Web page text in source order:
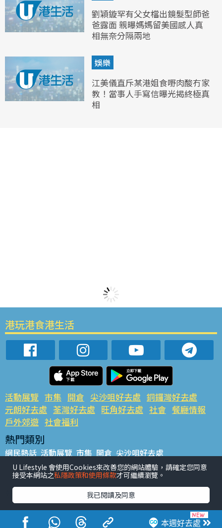
劉穎鏇罕有父女檔出鏡髮型師爸
爸露面 親曝媽媽留美國感人真
相無奈分隔兩地
娛樂
江美儀直斥某港姐食嘢肉酸冇家
教！當事人手寫信曝光揭終極真
相
本週好去處
港玩港食港生活
活動展覽 市集 開倉 尖沙咀好去處 銅鑼灣好去處
元朗好去處 荃灣好去處 旺角好去處 社會 餐廳情報
戶外郊遊 社會福利
熱門類別
網民熱話 活動展覽 市集 開倉 尖沙咀好去處
銅鑼灣好去處 元朗好去處 荃灣好去處 旺角好去處 社會
餐廳情報 戶外郊遊
熱門標籤
#UGO搵好去處 #人氣活動推介 #美食社群熱話
#親子玩樂好去處
#ULifestyle應用程式
#限時搶
U Lifestyle 會使用Cookies來改善您的網站體驗，請確定您同意
接受本網站之私隱政策和使用條款才可繼續瀏覽。
我已閱讀及同意